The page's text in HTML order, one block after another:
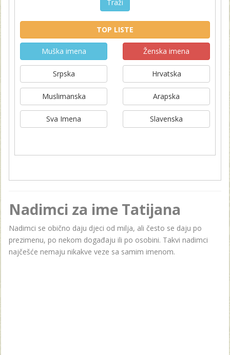
Traži
TOP LISTE
Muška imena Ženska imena
Srpska Hrvatska
Muslimanska Arapska
Sva Imena Slavenska
Nadimci za ime Tatijana
Nadimci se obično daju djeci od milja, ali često se daju po
prezimenu, po nekom događaju ili po osobini. Takvi nadimci
najčešće nemaju nikakve veze sa samim imenom.